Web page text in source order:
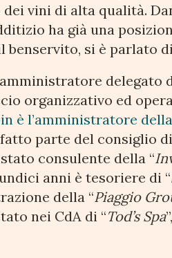
vini di alta qualità.
ha già una
benservito, si è parlato
delegato
organizzativo ed
è l’amministratore
parte del consiglio
stato consulente della “
undici anni è tesoriere di “
della “Piaggio
nei CdA di “Tod’s Spa